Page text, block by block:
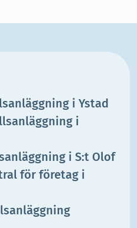
i Ystad
i
i S:t Olof
för företag i